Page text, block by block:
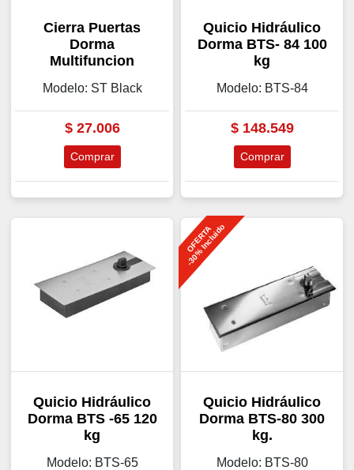
Cierra Puertas
Dorma
Multifuncion
Modelo: ST Black
$27.006
Comprar
Quicio Hidráulico
Dorma BTS- 84 100
kg
Modelo: BTS-84
$148.549
Comprar
Quicio Hidráulico
Dorma BTS -65 120
kg
Modelo: BTS-65
OFERTA
-30% Incluido
Quicio Hidráulico
Dorma BTS-80 300
kg.
Modelo: BTS-80